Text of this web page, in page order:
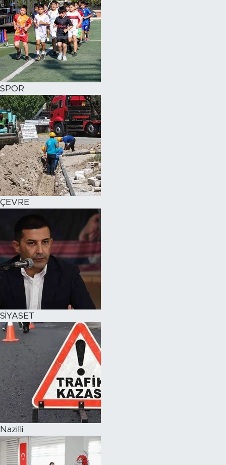
SPOR
ÇEVRE
SİYASET
Nazilli